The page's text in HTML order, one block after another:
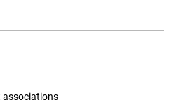
associations